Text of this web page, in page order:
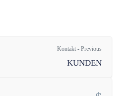
Kontakt - Previous
KUNDEN